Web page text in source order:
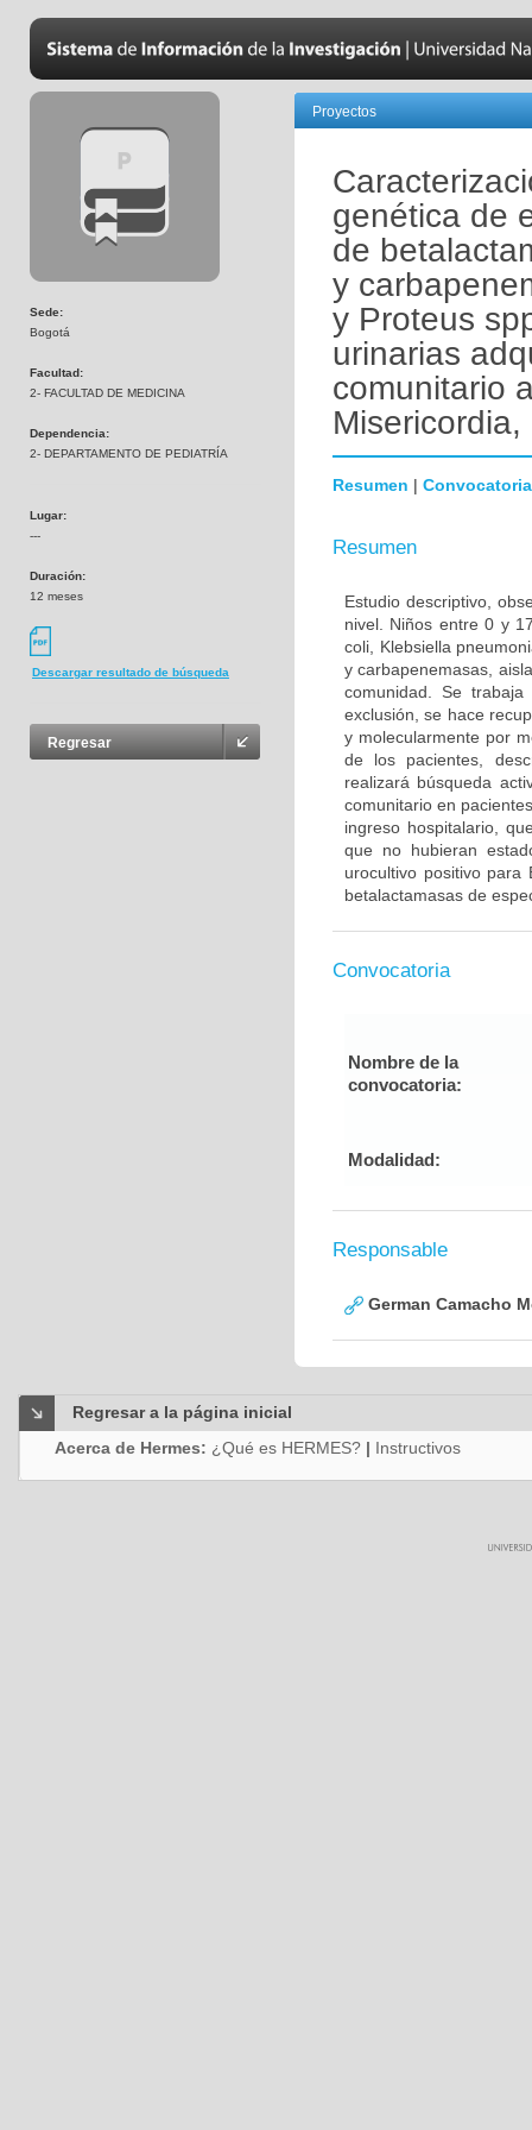
Sede:
Bogotá
Facultad:
2- FACULTAD DE MEDICINA
Dependencia:
2- DEPARTAMENTO DE PEDIATRÍA
Lugar:
---
Duración:
12 meses
Descargar resultado de búsqueda
Regresar
Proyectos
genética de
de
y
y Proteus
urinarias
comunitario
Resumen | Convocatoria
Resumen
Estudio descriptivo,
nivel. Niños entre 0 y
coli, Klebsiella
y carbapenemasas,
comunidad. Se
exclusión, se hace
y molecularmente por
de los pacientes,
realizará búsqueda
comunitario en
ingreso hospitalario,
que no hubieran
urocultivo positivo
betalactamasas de
Convocatoria
Nombre de la
convocatoria:
Modalidad:
Responsable
German Camacho
Regresar a la página inicial
Acerca de Hermes: ¿Qué es HERMES? | Instructivos